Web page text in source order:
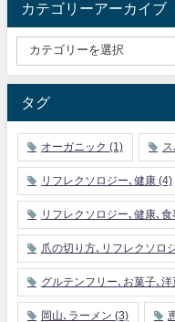
カテゴリーアーカイブ
タグ
オーガニック (1)
リフレクソロジー､健康 (4)
リフレクソロジー､健康､食
爪の切り方､リフレクソロ
グルテンフリー､お菓子､洋
岡山､ラーメン (3)